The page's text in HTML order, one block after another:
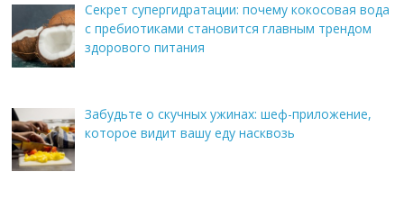
Секрет супергидратации: почему кокосовая вода
с пребиотиками становится главным трендом
здорового питания
Забудьте о скучных ужинах: шеф-приложение,
которое видит вашу еду насквозь